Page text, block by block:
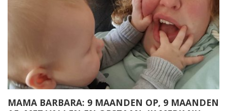
MAMA BARBARA: 9 MAANDEN OP, 9 MAANDEN